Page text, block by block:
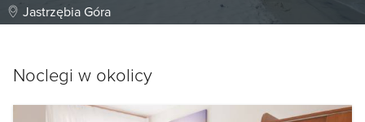
Jastrzębia Góra
Noclegi w okolicy